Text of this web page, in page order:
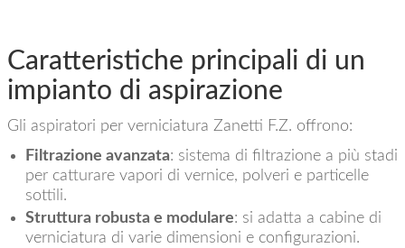
Caratteristiche principali di un
impianto di aspirazione
Gli aspiratori per verniciatura Zanetti F.Z. offrono:
Filtrazione avanzata: sistema di filtrazione a più stadi
per catturare vapori di vernice, polveri e particelle
sottili.
Struttura robusta e modulare: si adatta a cabine di
verniciatura di varie dimensioni e configurazioni.